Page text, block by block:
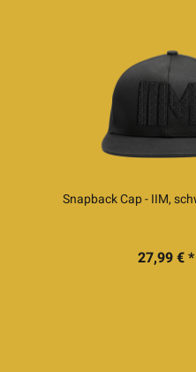
Snapback Cap - IIM,
27,99 € *